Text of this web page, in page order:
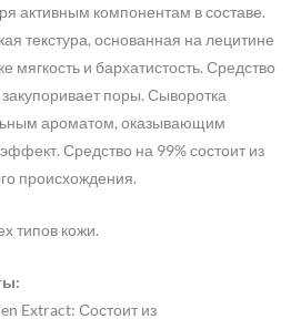
активным компонентам в составе.
текстура, основанная на лецитине
мягкость и бархатистость. Средство
поры. Сыворотка
ароматом, оказывающим
Средство на 99% состоит из
происхождения.
типов кожи.
Extract: Состоит из